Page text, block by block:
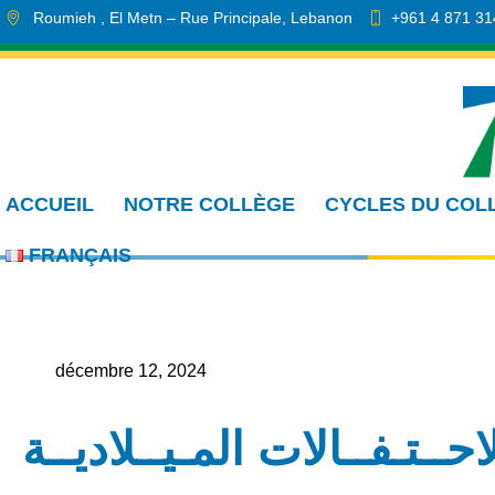
Roumieh , El Metn – Rue Principale Lebanon
+961 4 871
info.cmdr@sa.edu.lb
ACCUEIL NOTRE COLLÈGE CYCLES DU
FRANÇAIS
décembre 12, 2024
المـيــلاديــة